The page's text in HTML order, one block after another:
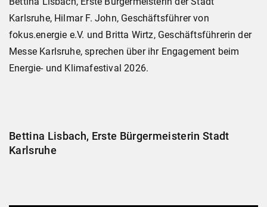
Karlsruhe, Hilmar F. John, Geschäftsführer von
fokus.energie e.V. und Britta Wirtz, Geschäftsführerin der
Messe Karlsruhe, sprechen über ihr Engagement beim
Energie- und Klimafestival 2026.
Bettina Lisbach, Erste Bürgermeisterin Stadt
Karlsruhe